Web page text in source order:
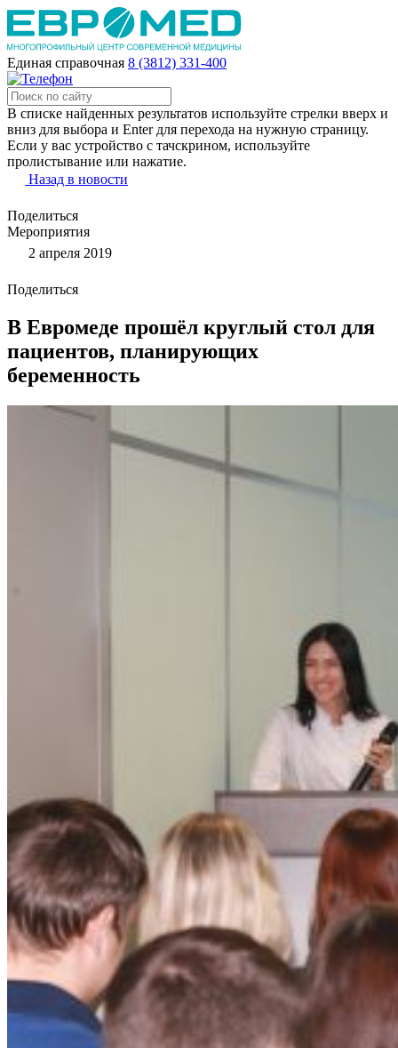
Единая справочная 8 (3812) 331-400
В списке найденных результатов используйте стрелки вверх и
вниз для выбора и Enter для перехода на нужную страницу.
Если у вас устройство с тачскрином, используйте
пролистывание или нажатие.
Назад в новости
Поделиться
Мероприятия
2 апреля 2019
Поделиться
В Евромеде прошёл круглый стол для
пациентов, планирующих
беременность